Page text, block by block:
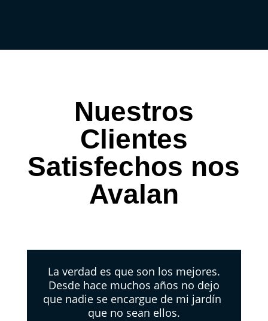
Nuestros
Clientes
Satisfechos nos
Avalan
La verdad es que son los mejores.
Desde hace muchos años no dejo
que nadie se encargue de mi jardín
que no sean ellos.